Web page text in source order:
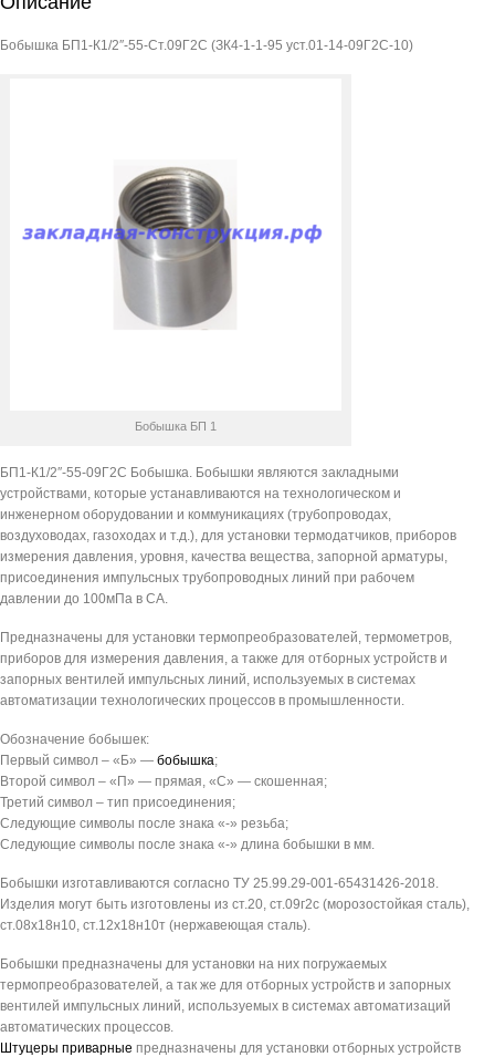
Бобышка БП1-К1/2″-55-Ст.09Г2С (ЗК4-1-1-95 уст.01-14-09Г2С-10)
Бобышка БП 1
БП1-К1/2″-55-09Г2С Бобышка. Бобышки являются закладными
устройствами, которые устанавливаются на технологическом и
инженерном оборудовании и коммуникациях (трубопроводах,
воздуховодах, газоходах и т.д.), для установки термодатчиков, приборов
измерения давления, уровня, качества вещества, запорной арматуры,
присоединения импульсных трубопроводных линий при рабочем
давлении до 100мПа в СА.
Предназначены для установки термопреобразователей, термометров,
приборов для измерения давления, а также для отборных устройств и
запорных вентилей импульсных линий, используемых в системах
автоматизации технологических процессов в промышленности.
Обозначение бобышек:
Первый символ – «Б» — бобышка;
Второй символ – «П» — прямая, «С» — скошенная;
Третий символ – тип присоединения;
Следующие символы после знака «-» резьба;
Следующие символы после знака «-» длина бобышки в мм.
Бобышки изготавливаются согласно ТУ 25.99.29-001-65431426-2018.
Изделия могут быть изготовлены из ст.20, ст.09г2с (морозостойкая сталь),
ст.08х18н10, ст.12х18н10т (нержавеющая сталь).
Бобышки предназначены для установки на них погружаемых
термопреобразователей, а так же для отборных устройств и запорных
вентилей импульсных линий, используемых в системах автоматизаций
автоматических процессов.
Штуцеры приварные предназначены для установки отборных устройств